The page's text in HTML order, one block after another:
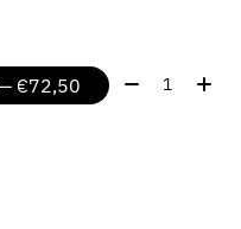
— €72,50 Aantal: